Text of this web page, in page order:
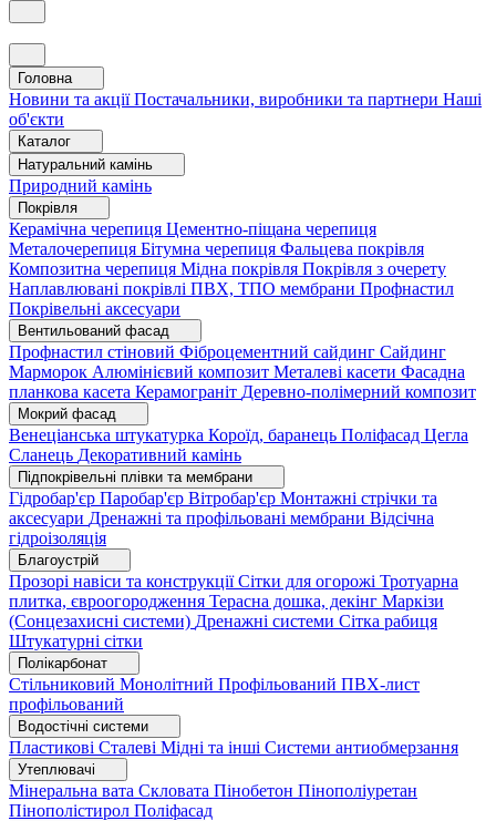
Головна
Новини та акціїПостачальники, виробники та партнери Наші
об'єкти
Каталог
Натуральний камінь
Природний камінь
Покрівля
Керамічна черепиця Цементно-піщана черепиця
Металочерепиця Бітумна черепиця Фальцева покрівля
Композитна черепиця Мідна покрівля Покрівля з очерету
Наплавлювані покрівлі ПВХ, ТПО мембрани Профнастил
Покрівельні аксесуари
Вентильований фасад
Профнастил стіновий Фіброцементний сайдинг Сайдинг
Марморок Алюмінієвий композит Металеві касети Фасадна
планкова касета Керамограніт Деревно-полімерний композит
Мокрий фасад
Венеціанська штукатурка Короїд, баранець Поліфасад Цегла
Сланець Декоративний камінь
Підпокрівельні плівки та мембрани
Гідробар'єр Паробар'єр Вітробар'єр Монтажні стрічки та
аксесуари Дренажні та профільовані мембрани Відсічна
гідроізоляція
Благоустрій
Прозорі навіси та конструкціїСітки для огорожі Тротуарна
плитка, євроогородження Терасна дошка, декінг Маркізи
(Сонцезахисні системи) Дренажні системи Сітка рабиця
Штукатурні сітки
Полікарбонат
Стільниковий Монолітний Профільований ПВХ-лист
профільований
Водостічні системи
Пластикові Сталеві Мідні та інші Системи антиобмерзання
Утеплювачі
Мінеральна вата Скловата Пінобетон Пінополіуретан
Пінополістирол Поліфасад